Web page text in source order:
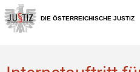
Zur
Hauptnavigation
[1]
Zum
Inhalt
[2]
DIE ÖSTERREICHISCHE JUSTIZ